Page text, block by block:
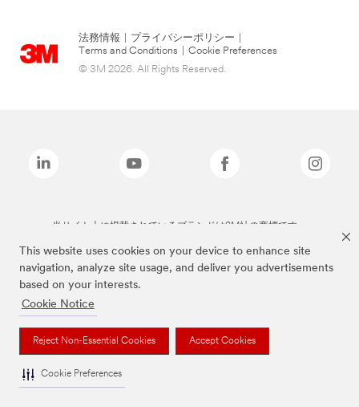
This website uses cookies on your device to enhance site
navigation, analyze site usage, and deliver you advertisements
based on your interests.
Cookie Notice
Reject Non-Essential Cookies Accept Cookies
Cookie Preferences
法務情報 プライバシーポリシー
Terms and Conditions
Cookie Preferences
© 3M 2026. All Rights Reserved.
当サイト上に掲載されているブランドは3M社の商標です。